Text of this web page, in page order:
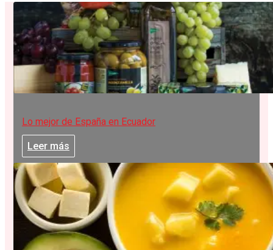
Lo mejor de España en Ecuador
Leer más